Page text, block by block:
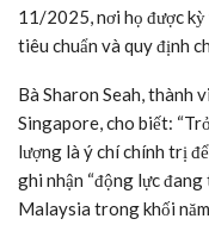
11/2025, nơi họ được
tiêu chuẩn và quy định
Bà Sharon Seah, thành
Singapore, cho biết:
lượng là ý chí chính trị
ghi nhận “động lực
Malaysia trong khối năm